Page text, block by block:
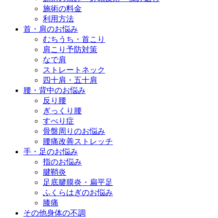
施術の料金
利用方法
首・肩のお悩み
むちうち・首こり
肩こり予防対策
なで肩
ストレートネック
四十肩・五十肩
腰・背中のお悩み
反り腰
ぎっくり腰
すべり症
骨盤周りのお悩み
腰痛改善ストレッチ
手・足のお悩み
指のお悩み
腱鞘炎
足底腱膜炎・扁平足
ふくらはぎのお悩み
膝痛
その他身体の不調